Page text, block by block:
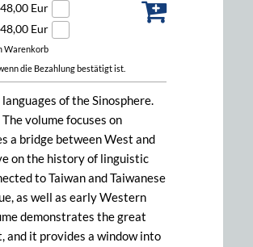
48,00 Eur
48,00 Eur
Warenkorb
die Bezahlung bestätigt ist.
of the Sinosphere.
volume focuses on
a bridge between West and
on the history of linguistic
to Taiwan and Taiwanese
as well as early Western
demonstrates the great
and it provides a window into